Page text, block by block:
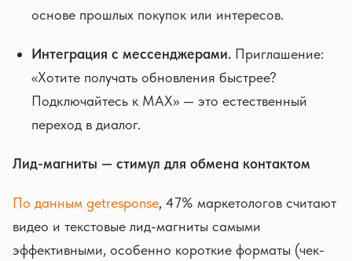
основе прошлых покупок или интересов.
Интеграция с мессенджерами. Приглашение:
«Хотите получать обновления быстрее?
Подключайтесь к MAX» — это естественный
переход в диалог.
Лид-магниты — стимул для обмена контактом
По данным getresponse, 47% маркетологов считают
видео и текстовые лид-магниты самыми
эффективными, особенно короткие форматы (чек-